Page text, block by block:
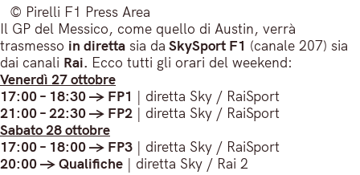
© Pirelli F1 Press Area
Il GP del Messico, come quello di Austin, verrà
trasmesso in diretta sia da SkySport F1 (canale 207) sia
dai canali Rai. Ecco tutti gli orari del weekend:
Venerdì 27 ottobre
17:00 – 18:30 -> FP1 | diretta Sky / RaiSport
21:00 – 22:30 -> FP2 | diretta Sky / RaiSport
Sabato 28 ottobre
17:00 – 18:00 -> FP3 | diretta Sky / RaiSport
20:00 -> Qualifiche | diretta Sky / Rai 2